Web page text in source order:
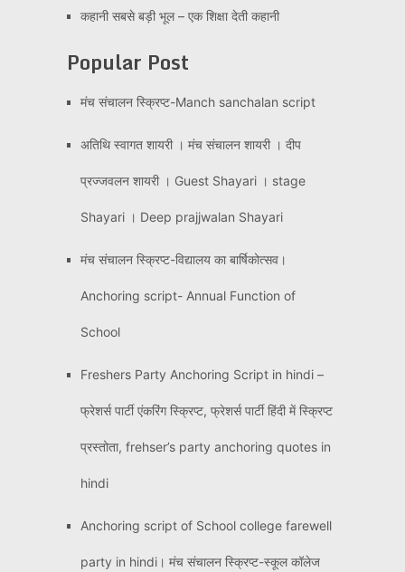
कहानी सबसे बड़ी भूल – एक शिक्षा देती कहानी
Popular Post
मंच संचालन स्क्रिप्ट-Manch sanchalan script
अतिथि स्वागत शायरी । मंच संचालन शायरी । दीप
प्रज्जवलन शायरी । Guest Shayari । stage
Shayari । Deep prajjwalan Shayari
मंच संचालन स्क्रिप्ट-विद्यालय का बार्षिकोत्सव।
Anchoring script- Annual Function of
School
Freshers Party Anchoring Script in hindi –
फ्रेशर्स पार्टी एंकरिंग स्क्रिप्ट, फ्रेशर्स पार्टी हिंदी में स्क्रिप्ट
प्रस्तोता, frehser’s party anchoring quotes in
hindi
Anchoring script of School college farewell
party in hindi। मंच संचालन स्क्रिप्ट-स्कूल कॉलेज